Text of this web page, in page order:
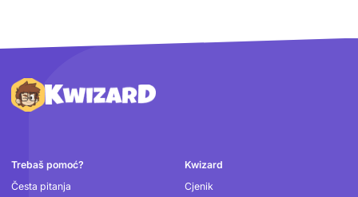
Podnožje
Trebaš pomoć?
Česta pitanja
Kwizard
Cjenik